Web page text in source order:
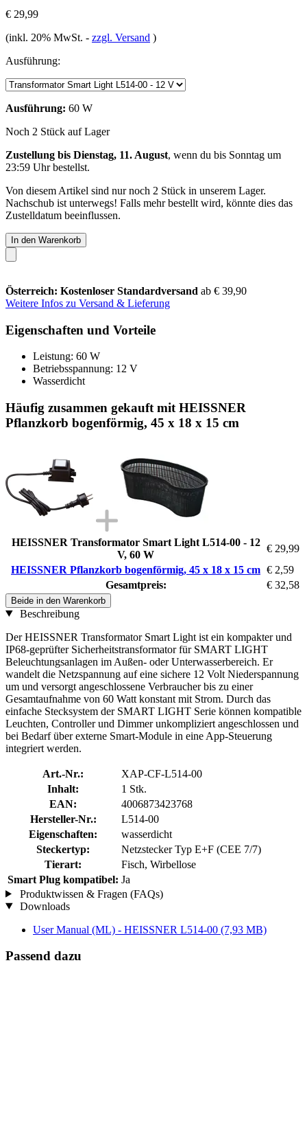
€ 29,99
(inkl. 20% MwSt. - zzgl. Versand )
Ausführung:
Ausführung: 60 W
Noch 2 Stück auf Lager
Zustellung bis Dienstag, 11. August, wenn du bis Sonntag um
23:59 Uhrbestellst.
Von diesem Artikel sind nur noch 2 Stück in unserem Lager.
Nachschub ist unterwegs! Falls mehr bestellt wird, könnte dies das
Zustelldatum beeinflussen.
In den Warenkorb
Österreich: Kostenloser Standardversand ab € 39,90
Weitere Infos zu Versand & Lieferung
Eigenschaften und Vorteile
Leistung: 60 W
Betriebsspannung: 12 V
Wasserdicht
Häufig zusammen gekauft mit HEISSNER
Pflanzkorb bogenförmig, 45 x 18 x 15 cm
HEISSNER Transformator Smart Light L514-00 - 12
V, 60 W
€ 29,99
HEISSNER Pflanzkorb bogenförmig, 45 x 18 x 15 cm € 2,59
Gesamtpreis:
€ 32,58
Beide in den Warenkorb
Beschreibung
Der HEISSNER Transformator Smart Light ist ein kompakter und
IP68-geprüfter Sicherheitstransformator für SMART LIGHT
Beleuchtungsanlagen im Außen- oder Unterwasserbereich. Er
wandelt die Netzspannung auf eine sichere 12 Volt Niederspannung
um und versorgt angeschlossene Verbraucher bis zu einer
Gesamtaufnahme von 60 Watt konstant mit Strom. Durch das
einfache Stecksystem der SMART LIGHT Serie können kompatible
Leuchten, Controller und Dimmer unkompliziert angeschlossen und
bei Bedarf über externe Smart-Module in eine App-Steuerung
integriert werden.
Art.-Nr.:
XAP-CF-L514-00
Inhalt:
1 Stk.
EAN:
4006873423768
Hersteller-Nr.:
L514-00
Eigenschaften:
wasserdicht
Steckertyp:
Netzstecker Typ E+F (CEE 7/7)
Tierart:
Fisch, Wirbellose
Smart Plug kompatibel: Ja
Produktwissen & Fragen (FAQs)
Downloads
User Manual (ML) - HEISSNER L514-00 (7,93 MB)
Passend dazu